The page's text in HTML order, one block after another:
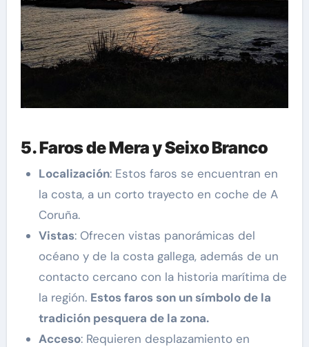
5. Faros de Mera y Seixo Branco
Localización: Estos faros se encuentran en
la costa, a un corto trayecto en coche de A
Coruña.
Vistas: Ofrecen vistas panorámicas del
océano y de la costa gallega, además de un
contacto cercano con la historia marítima de
la región. Estos faros son un símbolo de la
tradición pesquera de la zona.
Acceso: Requieren desplazamiento en